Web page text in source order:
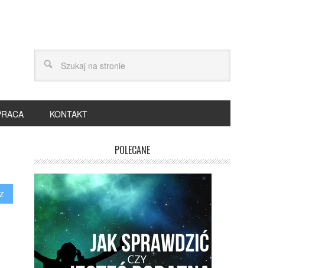
KONTAKT
POLECANE